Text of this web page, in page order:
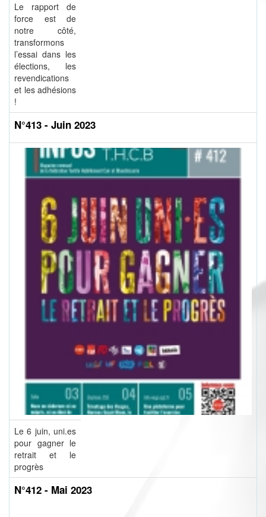
Le rapport de
force est de
notre côté,
transformons
l’essai dans les
élections, les
revendications
et les adhésions
!
N°413 - Juin 2023
Le 6 juin, uni.es
pour gagner le
retrait et le
progrès
N°412 - Mai 2023